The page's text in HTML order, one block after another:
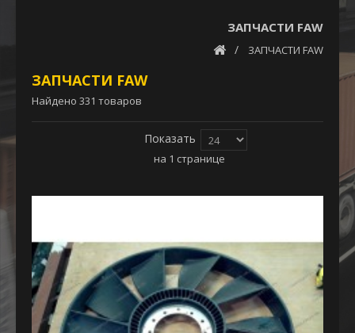
ЗАПЧАСТИ FAW
ЗАПЧАСТИ FAW
ЗАПЧАСТИ FAW
Найдено 331 товаров
Показать
на 1 странице